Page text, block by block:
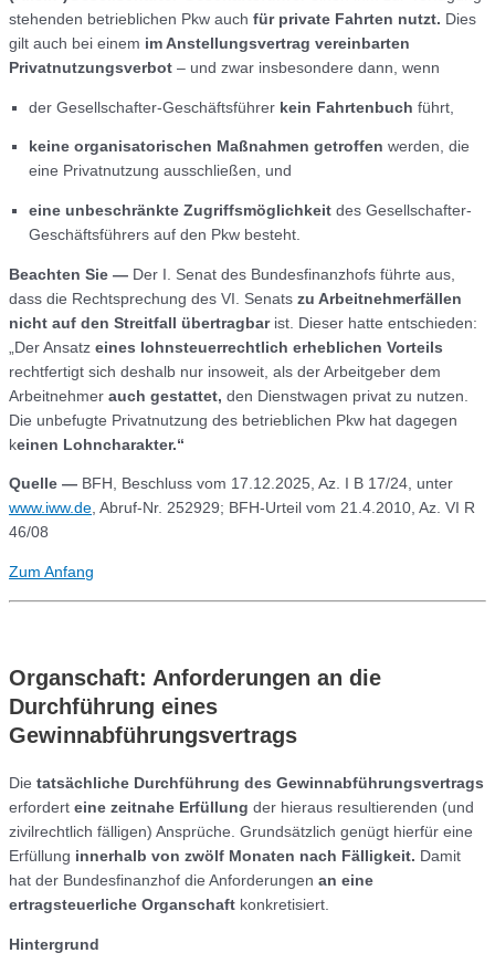
stehenden betrieblichen Pkw auch für private Fahrten nutzt. Dies
gilt auch bei einem im Anstellungsvertrag vereinbarten
Privatnutzungsverbot – und zwar insbesondere dann, wenn
der Gesellschafter-Geschäftsführer kein Fahrtenbuch führt,
keine organisatorischen Maßnahmen getroffen werden, die
eine Privatnutzung ausschließen, und
eine unbeschränkte Zugriffsmöglichkeit des Gesellschafter-
Geschäftsführers auf den Pkw besteht.
Beachten Sie — Der I. Senat des Bundesfinanzhofs führte aus,
dass die Rechtsprechung des VI. Senats zu Arbeitnehmerfällen
nicht auf den Streitfall übertragbar ist. Dieser hatte entschieden:
„Der Ansatz eines lohnsteuerrechtlich erheblichen Vorteils
rechtfertigt sich deshalb nur insoweit, als der Arbeitgeber dem
Arbeitnehmer auch gestattet, den Dienstwagen privat zu nutzen.
Die unbefugte Privatnutzung des betrieblichen Pkw hat dagegen
keinen Lohncharakter.“
Quelle — BFH, Beschluss vom 17.12.2025, Az. I B 17/24, unter
www.iww.de, Abruf-Nr. 252929; BFH-Urteil vom 21.4.2010, Az. VI R
46/08
Zum Anfang
Organschaft: Anforderungen an die
Durchführung eines
Gewinnabführungsvertrags
Die tatsächliche Durchführung des Gewinnabführungsvertrags
erfordert eine zeitnahe Erfüllung der hieraus resultierenden (und
zivilrechtlich fälligen) Ansprüche. Grundsätzlich genügt hierfür eine
Erfüllung innerhalb von zwölf Monaten nach Fälligkeit. Damit
hat der Bundesfinanzhof die Anforderungen an eine
ertragsteuerliche Organschaft konkretisiert.
Hintergrund